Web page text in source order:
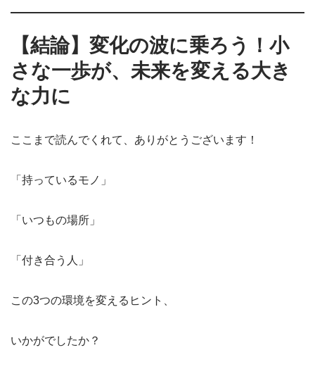
【結論】変化の波に乗ろう！小
さな一歩が、未来を変える大き
な力に
ここまで読んでくれて、ありがとうございます！
「持っているモノ」
「いつもの場所」
「付き合う人」
この3つの環境を変えるヒント、
いかがでしたか？